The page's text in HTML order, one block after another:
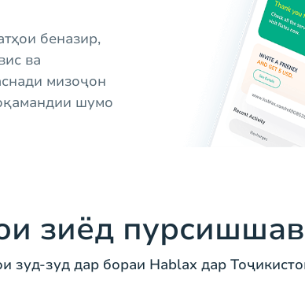
беназир,
ва
мизоҷон
шумо
зиёд
зуд-зуд дар бораи Hablax дар